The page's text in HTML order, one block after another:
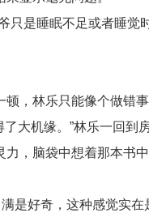
只是睡眠不足或者睡觉
，林乐只能像个做错
大机缘。”林乐一回到
，脑袋中想着那本书
是好奇，这种感觉实